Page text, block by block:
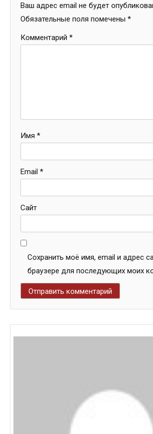
Ваш адрес email не будет
Обязательные поля помечены *
Комментарий *
Имя *
Email *
Сайт
Сохранить моё имя, email и адрес
браузере для последующих моих